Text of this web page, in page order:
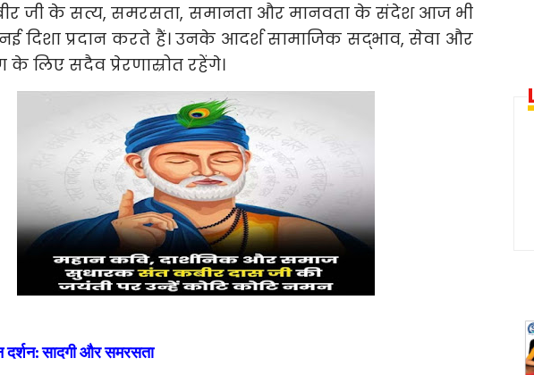
जी के सत्य, समरसता, समानता और मानवता के संदेश आज भी
दिशा प्रदान करते हैं। उनके आदर्श सामाजिक सद्भाव, सेवा और
के लिए सदैव प्रेरणास्रोत रहेंगे।
दर्शन: सादगी और समरसता